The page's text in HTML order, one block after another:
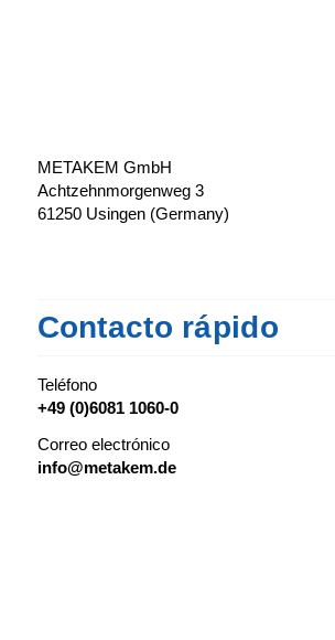
METAKEM GmbH
Achtzehnmorgenweg 3
61250 Usingen (Germany)
Contacto rápido
Teléfono
+49 (0)6081 1060-0
Correo electrónico
info@metakem.de